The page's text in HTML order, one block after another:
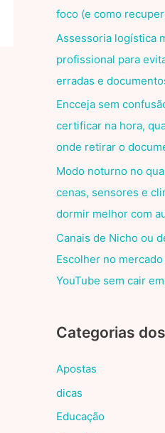
foco (e como
Assessoria logística
profissional para
erradas e
Encceja sem
certificar na hora,
onde retirar o
Modo noturno no
cenas, sensores e
dormir melhor com
Canais de Nicho ou
Escolher no
YouTube sem cair
Categorias
Apostas
dicas
Educação